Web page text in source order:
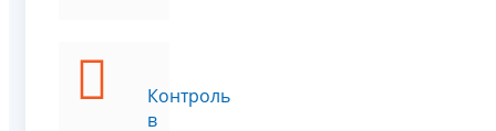
Контроль
в